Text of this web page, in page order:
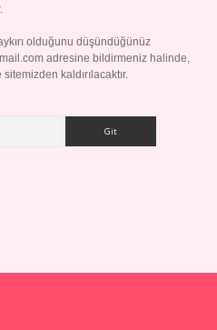
olduğunu düşündüğünüz
adresine bildirmeniz halinde,
kaldırılacaktır.